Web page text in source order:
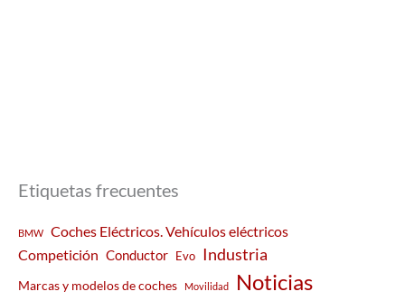
Etiquetas frecuentes
BMW
Coches Eléctricos. Vehículos eléctricos
Competición Conductor Evo Industria
Marcas y modelos de coches Movilidad Noticias